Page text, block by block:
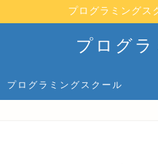
プログラミングス
プログ
プログラミングスクール